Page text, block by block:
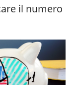
il numero